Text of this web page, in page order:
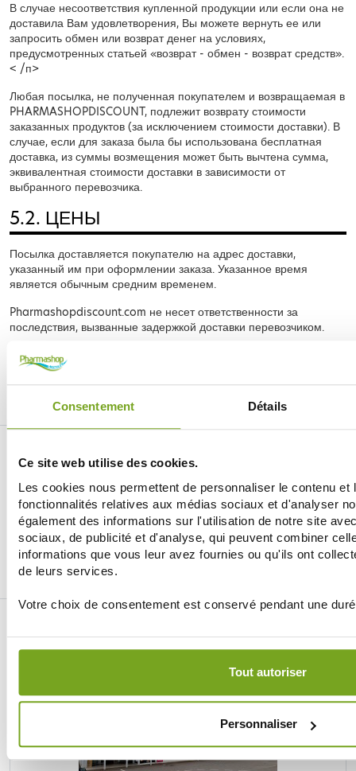
Consentement Détails
Ce site web utilise des cookies.
Les cookies nous permettent de personnaliser le contenu
fonctionnalités relatives aux médias sociaux et d'analyser
également des informations sur l'utilisation de notre site
sociaux, de publicité et d'analyse, qui peuvent combiner
informations que vous leur avez fournies ou qu'ils ont
de leurs services.
Votre choix de consentement est conservé pendant une
Tout autoriser
Personnaliser
В случае несоответствия купленной продукции или если она не
доставила Вам удовлетворения, Вы можете вернуть ее или
запросить обмен или возврат денег на условиях,
предусмотренных статьей «возврат - обмен - возврат средств».
< /п>
Любая посылка, не полученная покупателем и возвращаемая в
PHARMASHOPDISCOUNT, подлежит возврату стоимости
заказанных продуктов (за исключением стоимости доставки). В
случае, если для заказа была бы использована бесплатная
доставка, из суммы возмещения может быть вычтена сумма,
эквивалентная стоимости доставки в зависимости от
выбранного перевозчика.
5.2. ЦЕНЫ
Посылка доставляется покупателю на адрес доставки,
указанный им при оформлении заказа. Указанное время
является обычным средним временем.
Pharmashopdiscount.com не несет ответственности за
последствия, вызванные задержкой доставки перевозчиком.
Это участие расходы на доставку будут выставлены в счет
независимо от сумму заказа, низкая ценовая политика сайта не
позволяет бесплатная доставка не используется.
Je souhaite m'inscrire à la newsletter
Facebook
LE SITE DE PARAPHARMACIE EN LIGNE